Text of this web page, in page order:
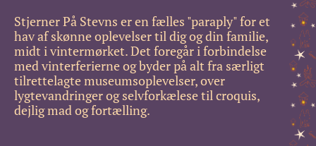
OM
Stjerner På Stevns er en fælles "paraply" for et
hav af skønne oplevelser til dig og din familie,
midt i vintermørket. Det foregår i forbindelse
med vinterferierne og byder på alt fra særligt
tilrettelagte museumsoplevelser, over
lygtevandringer og selvforkælese til croquis,
dejlig mad og fortælling.